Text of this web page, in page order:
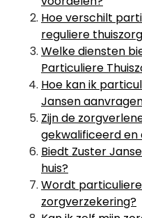
Hoe verschilt
reguliere
Welke diensten
Particuliere
Hoe kan ik
Jansen
Zijn de
gekwalificeerd en
Biedt Zuster
huis?
Wordt
zorgverzekering?